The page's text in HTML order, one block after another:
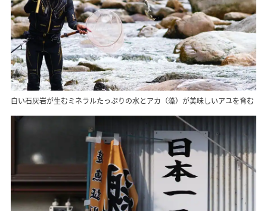
白い石灰岩が生むミネラルたっぷりの水とアカ（藻）が美味しいアユを育む